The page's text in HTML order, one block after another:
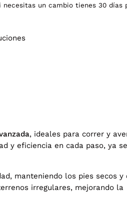
necesitas un cambio tienes 30 días
, ideales para correr y
y eficiencia en cada paso, ya
manteniendo los pies secos y
irregulares, mejorando la